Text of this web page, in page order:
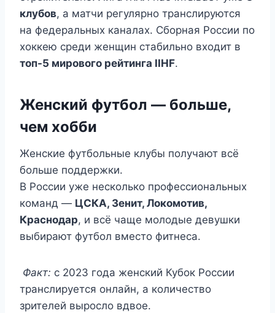
клубов, а матчи регулярно транслируются
на федеральных каналах. Сборная России по
хоккею среди женщин стабильно входит в
топ-5 мирового рейтинга IIHF.
Женский футбол — больше,
чем хобби
Женские футбольные клубы получают всё
больше поддержки.
В России уже несколько профессиональных
команд — ЦСКА, Зенит, Локомотив,
Краснодар, и всё чаще молодые девушки
выбирают футбол вместо фитнеса.
Факт: с 2023 года женский Кубок России
транслируется онлайн, а количество
зрителей выросло вдвое.